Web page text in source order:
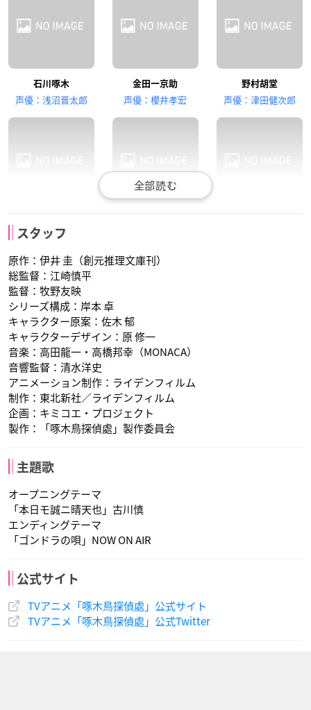
古川慎
若山牧水
林幸矢
芥川龍之介
三木眞一郎
夏目漱石
石川啄木
声優：浅沼晋太郎
金田一京助
声優：櫻井孝宏
野村胡堂
声優：津田健次郎
声優：小野賢章
若山牧水
声優：古川慎
芥川龍之介
スタッフ
原作：伊井 圭（創元推理文庫刊）
総監督：江崎慎平
監督：牧野友映
シリーズ構成：岸本 卓
キャラクター原案：佐木 郁
キャラクターデザイン：原 修一
音楽：高田龍一・高橋邦幸（MONACA）
音響監督：清水洋史
アニメーション制作：ライデンフィルム
制作：東北新社／ライデンフィルム
企画：キミコエ・プロジェクト
製作：「啄木鳥探偵處」製作委員会
主題歌
オープニングテーマ
「本日モ誠ニ晴天也」古川慎
エンディングテーマ
「ゴンドラの唄」NOW ON AIR
公式サイト
TVアニメ「啄木鳥探偵處」公式サイト
TVアニメ「啄木鳥探偵處」公式Twitter